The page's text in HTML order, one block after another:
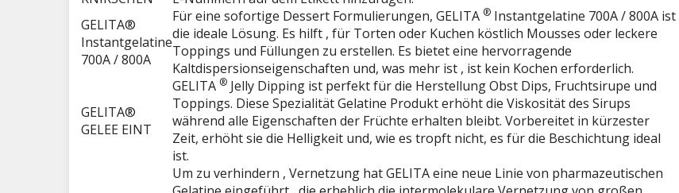
GELITA®
Instantgelatine
700A / 800A
Für eine sofortige Dessert Formulierungen, GELITA ® Instantgelatine 700A / 800A ist
die ideale Lösung. Es hilft , für Torten oder Kuchen köstlich Mousses oder leckere
Toppings und Füllungen zu erstellen. Es bietet eine hervorragende
Kaltdispersionseigenschaften und, was mehr ist , ist kein Kochen erforderlich.
GELITA®
GELEE EINT
GELITA ® Jelly Dipping ist perfekt für die Herstellung Obst Dips, Fruchtsirupe und
Toppings. Diese Spezialität Gelatine Produkt erhöht die Viskosität des Sirups
während alle Eigenschaften der Früchte erhalten bleibt. Vorbereitet in kürzester
Zeit, erhöht sie die Helligkeit und, wie es tropft nicht, es für die Beschichtung ideal
ist.
Um zu verhindern , Vernetzung hat GELITA eine neue Linie von pharmazeutischen